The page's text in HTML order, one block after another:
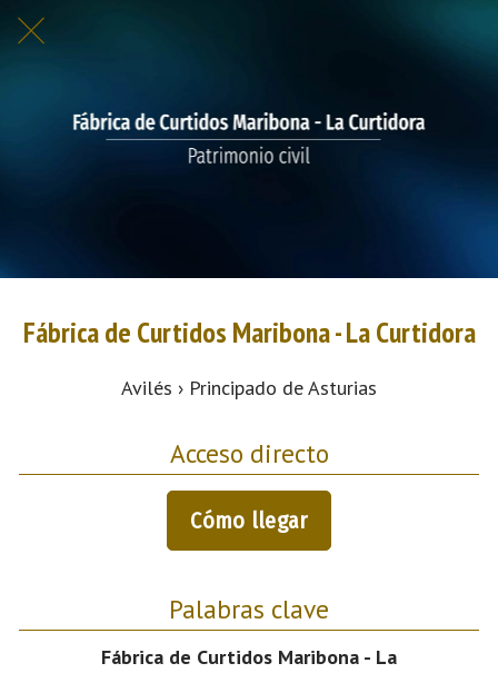
Fábrica de Curtidos Maribona - La Curtidora
Avilés › Principado de Asturias
Acceso directo
Cómo llegar
Palabras clave
Fábrica de Curtidos Maribona - La